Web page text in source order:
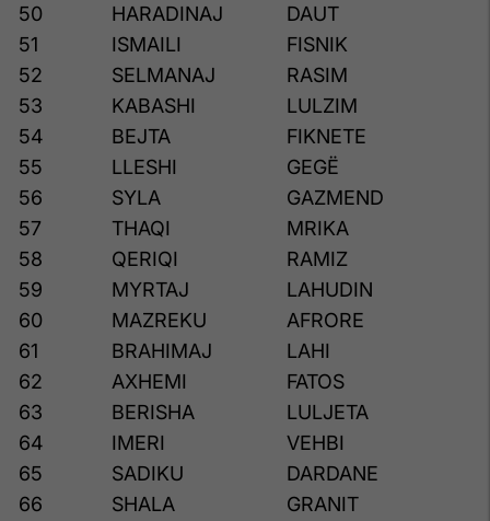
50
HARADINAJ
DAUT
51
ISMAILI
FISNIK
52
SELMANAJ
RASIM
53
KABASHI
LULZIM
54
BEJTA
FIKNETE
55
LLESHI
GEGË
56
SYLA
GAZMEND
57
THAQI
MRIKA
58
QERIQI
RAMIZ
59
MYRTAJ
LAHUDIN
60
MAZREKU
AFRORE
61
BRAHIMAJ
LAHI
62
AXHEMI
FATOS
63
BERISHA
LULJETA
64
IMERI
VEHBI
65
SADIKU
DARDANE
66
SHALA
GRANIT